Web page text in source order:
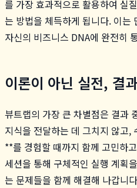
를 가장 효과적으로 활용하여 실
는 방법을 체득하게 됩니다. 이는
자신의 비즈니스 DNA에 완전히
이론이 아닌 실전, 결
뷰트랩의 가장 큰 차별점은 결과
지식을 전달하는 데 그치지 않고
**를 경험할 때까지 함께 고민하
세션을 통해 구체적인 실행 계획
는 문제들을 함께 해결해 나갑니